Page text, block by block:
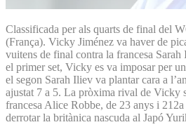
Classificada per als quarts de final del
(França). Vicky Jiménez va haver de
vuitens de final contra la francesa
el primer set, Vicky es va imposar per
el segon Sarah Iliev va plantar cara a
ajustat 7 a 5. La pròxima rival de Vicky
francesa Alice Robbe, de 23 anys i
derrotar la britànica nascuda al Japó